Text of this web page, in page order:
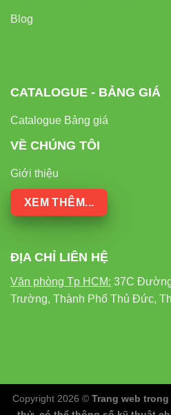
Blog
CATALOGUE - BẢNG GIÁ
Catalogue Bảng giá
VỀ CHÚNG TÔI
Giới thiệu
XEM THÊM...
ĐỊA CHỈ LIÊN HỆ
Văn phòng Tp HCM: 37C
Trường, Thành Phố Thủ Đức,
Copyright 2026 © Trang web